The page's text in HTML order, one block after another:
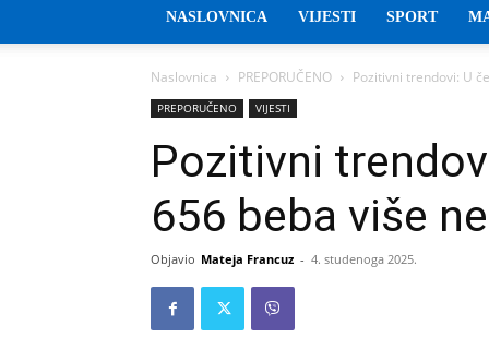
NASLOVNICA VIJESTI SPORT
Naslovnica PREPORUČENO Pozitivni trendovi: U
PREPORUČENO VIJESTI
Pozitivni
656 beba više
Objavio Mateja Francuz - 4. studenoga 2025.